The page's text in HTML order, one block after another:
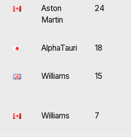
Aston
Martin
24
AlphaTauri 18
Williams 15
Williams 7